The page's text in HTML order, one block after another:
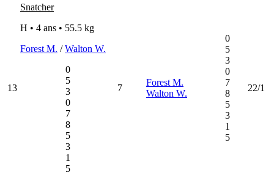
13
Snatcher
H • 4 ans • 55.5 kg
Forest M. /Walton W.
0
5
3
0
7
8
5
3
1
5
7
Forest M.
Walton W.
0
5
3
0
7
8
5
3
1
5
22/1